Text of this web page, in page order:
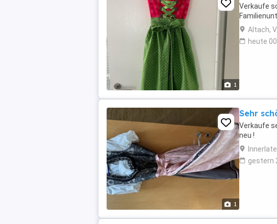
1
Verkaufe
Altach,
heute
1
Sehr
Verkaufe
neu !
gestern